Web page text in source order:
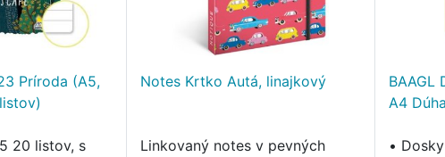
Príroda (A5,
20 listov, s
Notes Krtko Autá, linajkový
Linkovaný notes v pevných
BAAGL
A4
•